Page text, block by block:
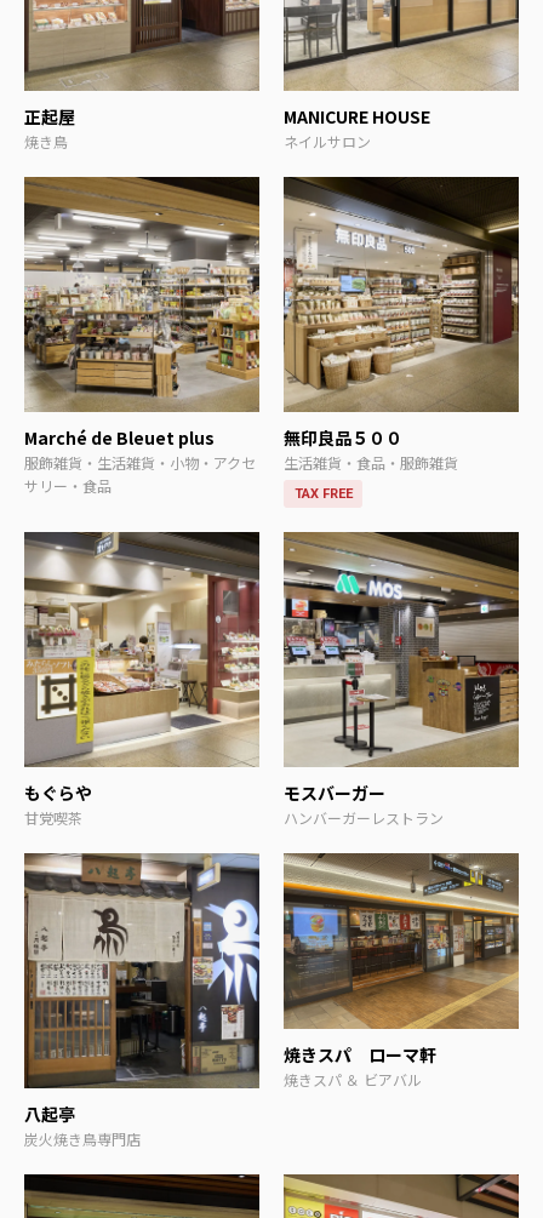
正起屋
焼き鳥
MANICURE HOUSE
ネイルサロン
Marché de Bleuet plus
服飾雑貨・生活雑貨・小物・アクセ
サリー・食品
無印良品５００
生活雑貨・食品・服飾雑貨
TAX FREE
もぐらや
甘党喫茶
モスバーガー
ハンバーガーレストラン
八起亭
炭火焼き鳥専門店
焼きスパ ローマ軒
焼きスパ ＆ ビアバル